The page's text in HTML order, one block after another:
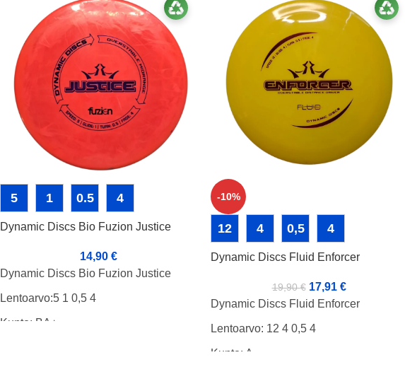
5 1 0.5 4
Dynamic Discs Bio Fuzion Justice
14,90 €
Dynamic Discs Bio Fuzion Justice
Lentoarvo:5 1 0,5 4
Kunto: BA+
-10%
12 4 0,5 4
Dynamic Discs Fluid Enforcer
19,90€ 17,91 €
Dynamic Discs Fluid Enforcer
Lentoarvo: 12 4 0,5 4
Kunto: A-